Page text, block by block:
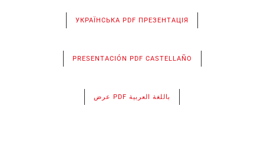
УКРАЇНСЬКА PDF ПРЕЗЕНТАЦІЯ
PRESENTACIÓN PDF CASTELLAÑO
عرض PDF باللغة العربية